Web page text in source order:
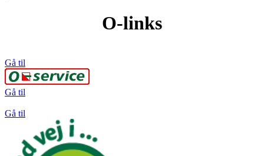
O-links
Gå til
Gå til
Gå til